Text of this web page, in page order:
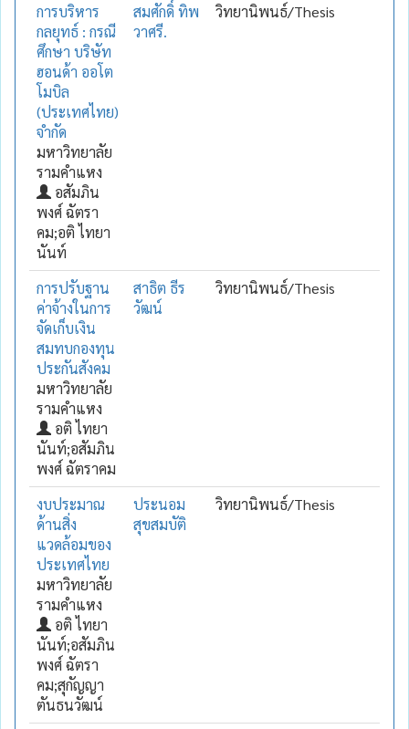
การบริหาร
กลยุทธ์ : กรณี
ศึกษา บริษัท
ฮอนด้า ออโต
โมบิล
(ประเทศไทย)
จำกัด
มหาวิทยาลัย
รามคำแหง
อสัมภิน
พงศ์ ฉัตรา
คม;อติ ไทยา
นันท์
สมศักดิ์ ทิพ
วาศรี.
วิทยานิพนธ์/Thesis
การปรับฐาน
ค่าจ้างในการ
จัดเก็บเงิน
สมทบกองทุน
ประกันสังคม
มหาวิทยาลัย
รามคำแหง
อติ ไทยา
นันท์;อสัมภิน
พงศ์ ฉัตราคม
สาธิต ธีร
วัฒน์
วิทยานิพนธ์/Thesis
งบประมาณ
ด้านสิ่ง
แวดล้อมของ
ประเทศไทย
มหาวิทยาลัย
รามคำแหง
อติ ไทยา
นันท์;อสัมภิน
พงศ์ ฉัตรา
คม;สุกัญญา
ตันธนวัฒน์
ประนอม
สุขสมบัติ
วิทยานิพนธ์/Thesis